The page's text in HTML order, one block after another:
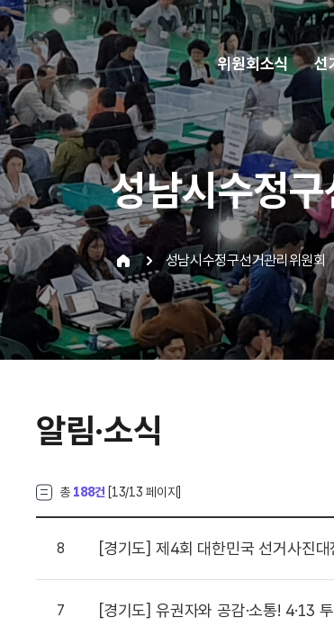
위원회소식 선
성남시수정
성남시수정구선거관리위원회
알림·소식
총 188건 [13/13 페이지]
8 [경기도] 제4회 대한민국 선거사진대
7 [경기도] 유권자와 공감·소통! 4·13